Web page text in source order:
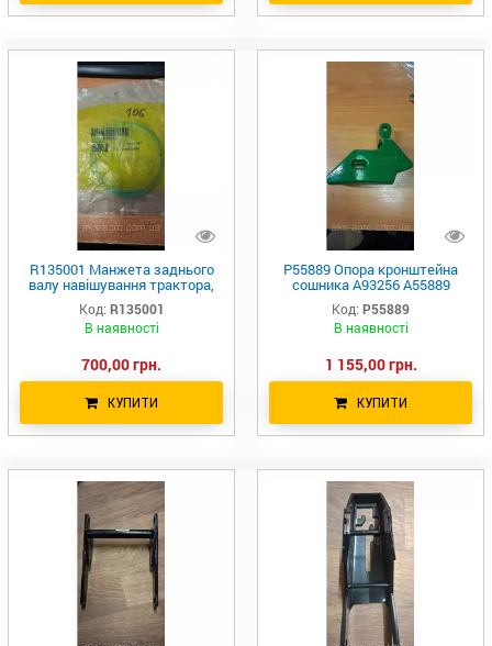
R135001 Манжета заднього
валу навішування трактора,
JD7830/8400/8430/8530
Код: R135001
В наявності
700,00 грн.
КУПИТИ
P55889 Опора кронштейна
сошника A93256 A55889
A93256 JD
Код: P55889
В наявності
1 155,00 грн.
КУПИТИ